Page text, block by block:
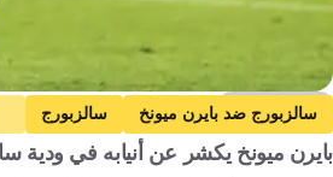
Getty Images
سالزبورج ضد بايرن ميونخ سالزبورج
بلجيكا
كرواتيا كرة قدم
بايرن ميونخ يكشر عن أنيابه في ودية